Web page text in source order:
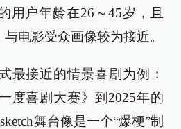
用户年龄在26～45岁，且
电影受众画像较为接近。
最接近的情景喜剧为例：
度喜剧大赛》到2025年的
舞台像是一个“爆梗”制